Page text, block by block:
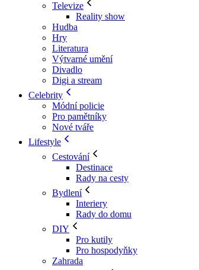
Televize
Reality show
Hudba
Hry
Literatura
Výtvarné umění
Divadlo
Digi a stream
Celebrity
Módní policie
Pro pamětníky
Nové tváře
Lifestyle
Cestování
Destinace
Rady na cesty
Bydlení
Interiery
Rady do domu
DIY
Pro kutily
Pro hospodyňky
Zahrada